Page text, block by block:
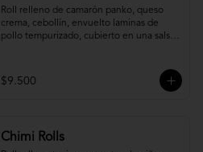
Roll relleno de camarón panko, queso
crema, cebollín, envuelto laminas de
pollo tempurizado, cubierto en una salsa
$9.500
Chimi Rolls